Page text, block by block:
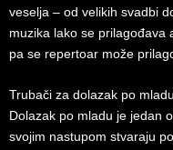
veselja – od velikih svadbi
muzika lako se prilagođava
pa se repertoar može
Trubači za dolazak po
Dolazak po mladu je jedan
svojim nastupom stvaraju